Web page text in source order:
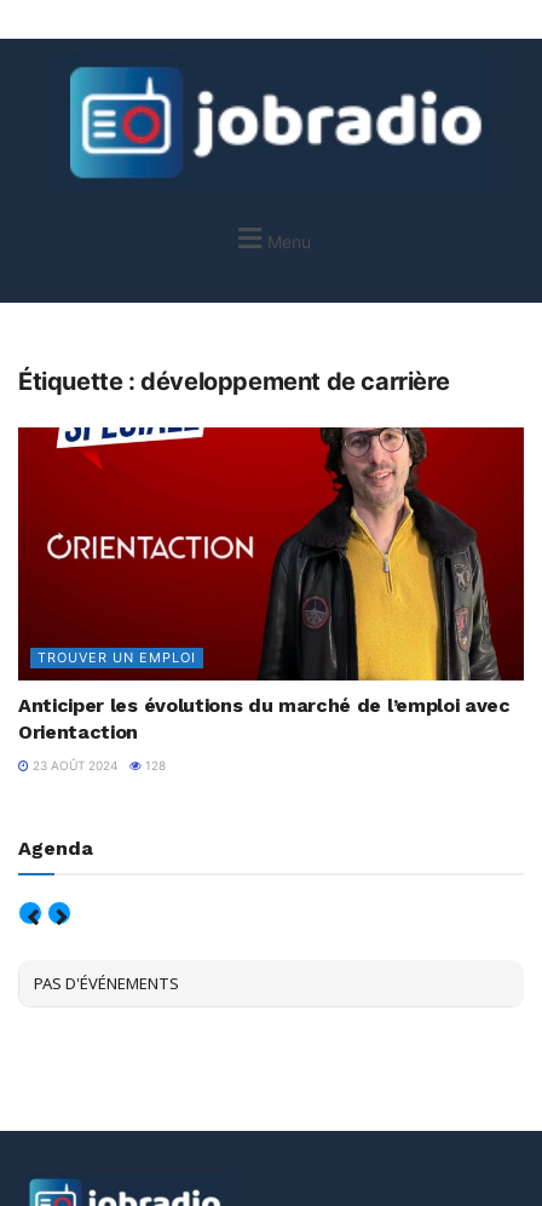
Menu
Étiquette :développement de carrière
TROUVER UN EMPLOI
Anticiper les évolutions du marché de l’emploi avec
Orientaction
23 AOÛT 2024 128
Agenda
PAS D'ÉVÉNEMENTS